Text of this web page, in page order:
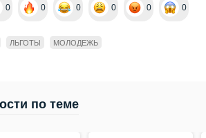
0 0 0 0 0 0
ЛЬГОТЫ МОЛОДЕЖЬ
по теме